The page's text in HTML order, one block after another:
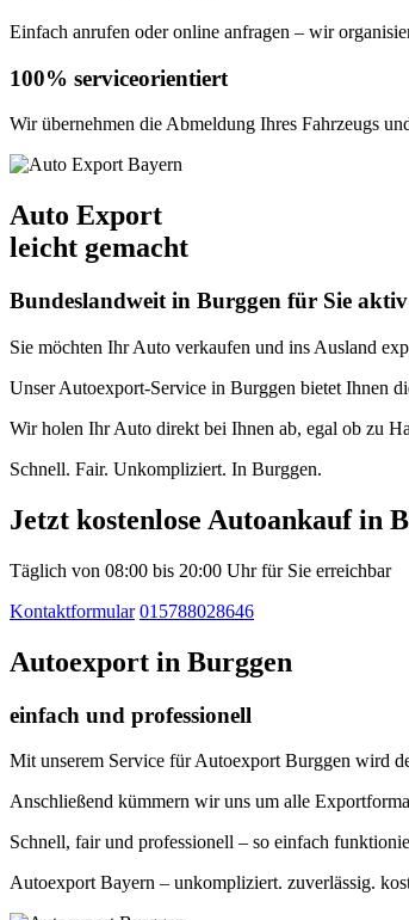
Einfach anrufen oder online anfragen – wir
100% serviceorientiert
Wir übernehmen die Abmeldung Ihres Fahrzeugs
Auto Export
leicht gemacht
Bundeslandweit in Burggen für Sie aktiv
Sie möchten Ihr Auto verkaufen und ins Ausland
Unser Autoexport-Service in Burggen bietet Ihnen
Wir holen Ihr Auto direkt bei Ihnen ab, egal ob zu
Schnell. Fair. Unkompliziert. In Burggen.
Jetzt kostenlose Autoankauf in
Täglich von 08:00 bis 20:00 Uhr für Sie erreichbar
Kontaktformular 015788028646
Autoexport in Burggen
einfach und professionell
Mit unserem Service für Autoexport Burggen wird
Anschließend kümmern wir uns um alle
Schnell, fair und professionell – so einfach
Autoexport Bayern – unkompliziert. zuverlässig.